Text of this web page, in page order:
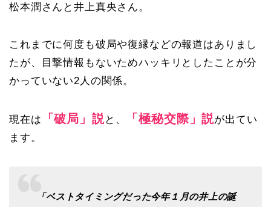
松本潤さんと井上真央さん。
これまでに何度も破局や復縁などの報道はありまし
たが、目撃情報もないためハッキリとしたことが分
かっていない2人の関係。
現在は 「破局」説と、 「極秘交際」説が出てい
ます。
「ベストタイミングだった今年１月の井上の誕